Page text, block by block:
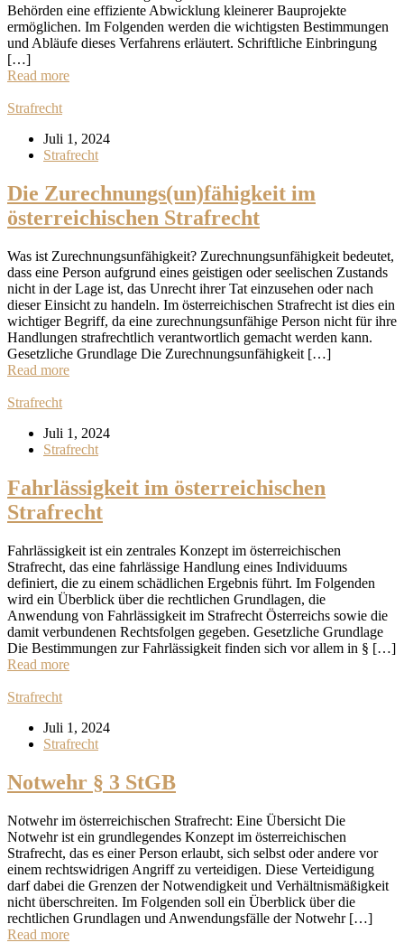
Behörden eine effiziente Abwicklung kleinerer Bauprojekte
ermöglichen. Im Folgenden werden die wichtigsten Bestimmungen
und Abläufe dieses Verfahrens erläutert. Schriftliche Einbringung
[…]
Read more
Strafrecht
Juli 1, 2024
Strafrecht
Die Zurechnungs(un)fähigkeit im
österreichischen Strafrecht
Was ist Zurechnungsunfähigkeit? Zurechnungsunfähigkeit bedeutet,
dass eine Person aufgrund eines geistigen oder seelischen Zustands
nicht in der Lage ist, das Unrecht ihrer Tat einzusehen oder nach
dieser Einsicht zu handeln. Im österreichischen Strafrecht ist dies ein
wichtiger Begriff, da eine zurechnungsunfähige Person nicht für ihre
Handlungen strafrechtlich verantwortlich gemacht werden kann.
Gesetzliche Grundlage Die Zurechnungsunfähigkeit […]
Read more
Strafrecht
Juli 1, 2024
Strafrecht
Fahrlässigkeit im österreichischen
Strafrecht
Fahrlässigkeit ist ein zentrales Konzept im österreichischen
Strafrecht, das eine fahrlässige Handlung eines Individuums
definiert, die zu einem schädlichen Ergebnis führt. Im Folgenden
wird ein Überblick über die rechtlichen Grundlagen, die
Anwendung von Fahrlässigkeit im Strafrecht Österreichs sowie die
damit verbundenen Rechtsfolgen gegeben. Gesetzliche Grundlage
Die Bestimmungen zur Fahrlässigkeit finden sich vor allem in § […]
Read more
Strafrecht
Juli 1, 2024
Strafrecht
Notwehr § 3 StGB
Notwehr im österreichischen Strafrecht: Eine Übersicht Die
Notwehr ist ein grundlegendes Konzept im österreichischen
Strafrecht, das es einer Person erlaubt, sich selbst oder andere vor
einem rechtswidrigen Angriff zu verteidigen. Diese Verteidigung
darf dabei die Grenzen der Notwendigkeit und Verhältnismäßigkeit
nicht überschreiten. Im Folgenden soll ein Überblick über die
rechtlichen Grundlagen und Anwendungsfälle der Notwehr […]
Read more